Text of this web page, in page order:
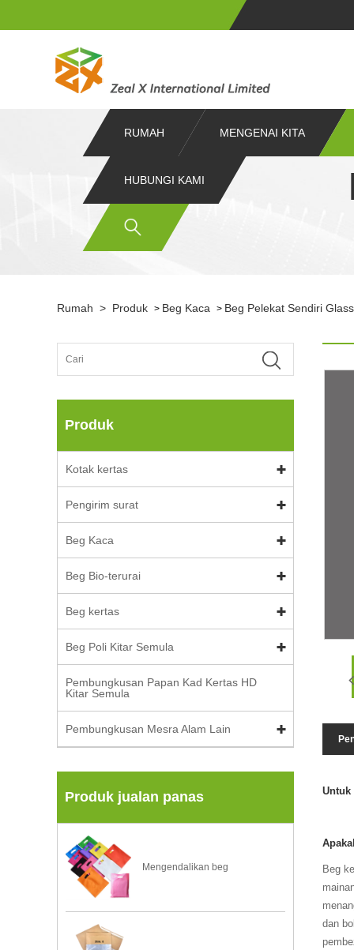
RUMAH MENGENAI KITA
HUBUNGI KAMI
Rumah > Produk > Beg Kaca > Beg Pelekat Sendiri
Produk
Kotak kertas
Pengirim surat
Beg Kaca
Beg Bio-terurai
Beg kertas
Beg Poli Kitar Semula
Pembungkusan Papan Kad Kertas HD
Kitar Semula
Pembungkusan Mesra Alam Lain
Produk jualan panas
Mengendalikan beg
Untuk
Beg
dan